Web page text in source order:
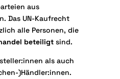
aus
Das UN-Kaufrecht
alle Personen, die
beteiligt sind.
als auch
)Händler:innen.